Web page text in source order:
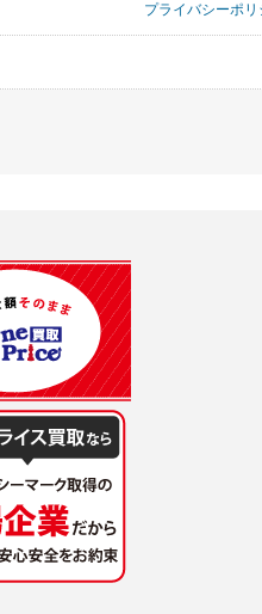
得ることが困難であるとき。
して協力する必要がある場合であって
し、委託する場合は委託した個人デー
サービス等が利用できない場合があり
を閲覧・利用していただくためにクッ
プライバシーポリ